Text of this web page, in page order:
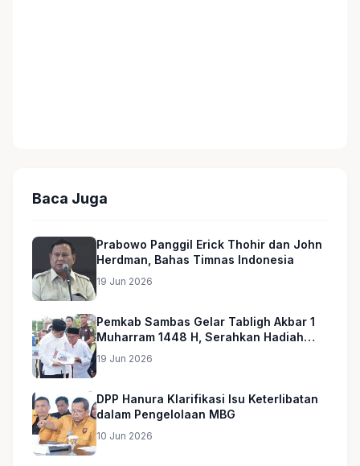
Baca Juga
Prabowo Panggil Erick Thohir dan John
Herdman, Bahas Timnas Indonesia
19 Jun 2026
Pemkab Sambas Gelar Tabligh Akbar 1
Muharram 1448 H, Serahkan Hadiah
Umroh untuk Guru Ngaji dan Imam
19 Jun 2026
DPP Hanura Klarifikasi Isu Keterlibatan
dalam Pengelolaan MBG
10 Jun 2026